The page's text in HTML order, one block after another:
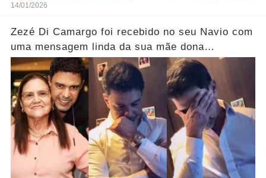
14/01/2026
Zezé Di Camargo foi recebido no seu Navio com
uma mensagem linda da sua mãe dona
Helena..... Ver mais